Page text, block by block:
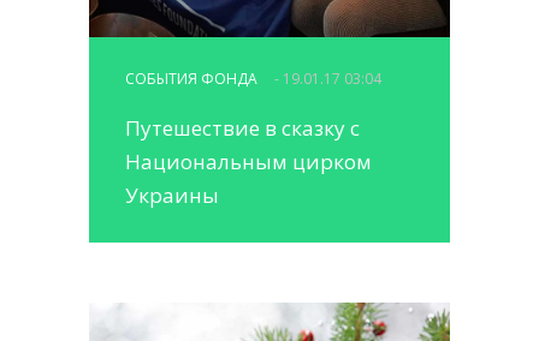
СОБЫТИЯ ФОНДА - 19.01.17 03:04
Путешествие в сказку с
Национальным цирком
Украины